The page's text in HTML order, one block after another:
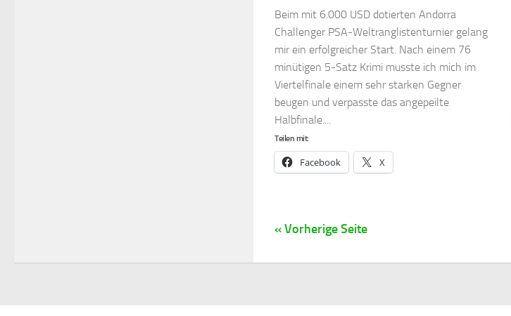
Beim mit 6.000 USD dotierten Andorra
Challenger PSA-Weltranglistenturnier gelang
mir ein erfolgreicher Start. Nach einem 76
minütigen 5-Satz Krimi musste ich mich im
Viertelfinale einem sehr starken Gegner
beugen und verpasste das angepeilte
Halbfinale....
Teilen mit:
Facebook X
« Vorherige Seite